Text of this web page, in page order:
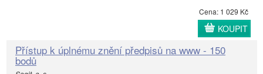
Cena: 1 029 Kč
KOUPIT
Přístup k úplnému znění předpisů na www - 150
bodů